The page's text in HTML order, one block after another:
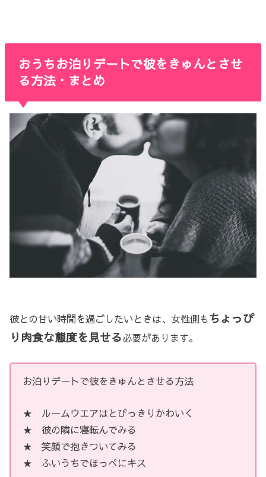
おうちお泊りデートで彼をきゅんとさせ
る方法・まとめ
彼との甘い時間を過ごしたいときは、女性側もちょっぴ
り肉食な態度を見せる必要があります。
お泊りデートで彼をきゅんとさせる方法
★ ルームウエアはとびっきりかわいく
★ 彼の隣に寝転んでみる
★ 笑顔で抱きついてみる
★ ふいうちでほっぺにキス